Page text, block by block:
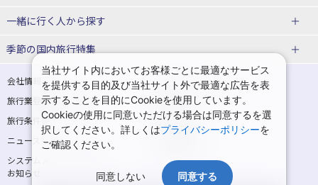
東北
青森旅行・ツアー
宮城旅行・ツアー
秋田旅行・ツアー
山形旅行・ツアー
福島旅行・ツアー
関東
東京旅行・ツアー
埼玉旅行・ツアー
千葉旅行・ツアー
函館旅行
仙台旅行
那須旅行
日光旅行
小笠原旅行
神津島旅行
青ヶ島旅行
北海道
湯の川温泉(北海道)
十勝川温泉(北海道)
阿寒湖温泉(北海道)
洞爺湖温泉(北海道)
川湯温泉(北海道)
層雲峡温泉(北海道)
知床温泉(北海道)
花巻温泉(岩手)
蔵王温泉(山形)
一緒に行く人から探す
一人旅 国内版
カップル・夫婦旅行 国内版
女子旅 国内版
卒業旅行・学生旅行 国内版
季節の国内旅行特集
桜・お花見特集
ゴールデンウィーク（GW）の国内
旅行
夏休み・お盆の国内旅行
7月の国内旅行
8月の国内旅行
10月の国内旅行
11月の国内旅行
会社情報
プライバシーポリシー
旅行業登録票・約款
規約集
旅行条件書
商標について
ニュースリリース
システムメンテナンスの
お知らせ
サイトマップ
当社サイト内においてお客様ごとに最適なサービス
を提供する目的及び当社サイト外で最適な広告を表
示することを目的にCookieを使用しています。
Cookieの使用に同意いただける場合は同意するを選
択してください。詳しくはプライバシーポリシーを
ご確認ください。
同意しない 同意する